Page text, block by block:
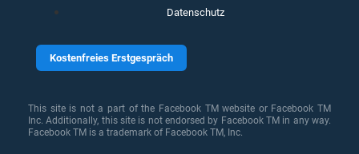
Datenschutz
Kostenfreies Erstgespräch
This site is not a part of the Facebook TM website or Facebook TM
Inc. Additionally, this site is not endorsed by Facebook TM in any way.
Facebook TM is a trademark of Facebook TM, Inc.